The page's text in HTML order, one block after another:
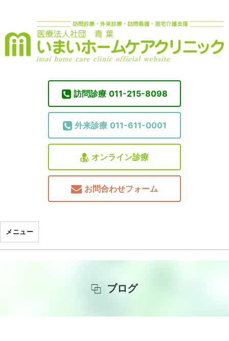
訪問診療 011-215-8098
外来診療 011-611-0001
オンライン診療
お問合わせフォーム
メニュー
ブログ